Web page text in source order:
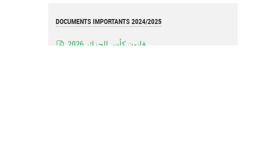
DOCUMENTS IMPORTANTS 2024/2025
قانون كأس الجزائر 2026